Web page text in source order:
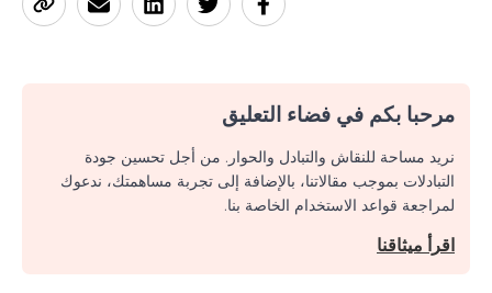
مرحبا بكم في فضاء التعليق
نريد مساحة للنقاش والتبادل والحوار. من أجل تحسين جودة
التبادلات بموجب مقالاتنا، بالإضافة إلى تجربة مساهمتك، ندعوك
لمراجعة قواعد الاستخدام الخاصة بنا.
اقرأ ميثاقنا